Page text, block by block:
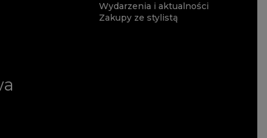
Wydarzenia i aktualności
Zakupy ze stylistą